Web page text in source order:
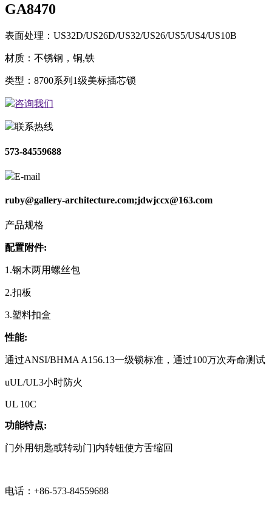
GA8470
表面处理：US32D/US26D/US32/US26/US5/US4/US10B
材质：不锈钢，铜,铁
类型：8700系列1级美标插芯锁
咨询我们
联系热线
573-84559688
E-mail
ruby@gallery-architecture.com;jdwjccx@163.com
产品规格
配置附件:
1.钢木两用螺丝包
2.扣板
3.塑料扣盒
性能:
通过ANSI/BHMA A156.13一级锁标准，通过100万次寿命测试
uUL/UL3小时防火
UL 10C
功能特点:
门外用钥匙或转动门]内转钮使方舌缩回
电话：+86-573-84559688